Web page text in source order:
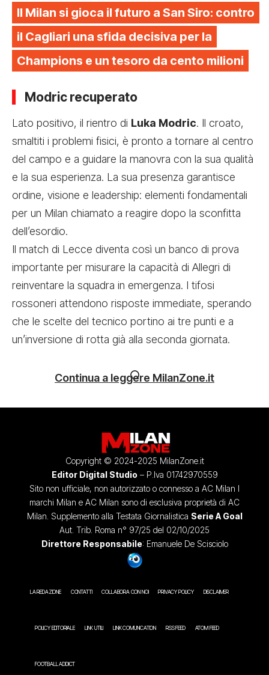
Il Milan si gioca il futuro a San Siro: contro
il Cagliari una sfida decisiva per la
Champions e un tesoro da cento milioni
Modric recuperato
Lato positivo, il rientro di Luka Modric. Il croato,
smaltiti i problemi fisici, è pronto a tornare al centro
del campo e a guidare la manovra con la sua qualità
e la sua esperienza. La sua presenza garantisce
ordine, visione e leadership: elementi fondamentali
per un Milan chiamato a reagire dopo la sconfitta
dell’esordio.
Il match di Lecce diventa così un banco di prova
importante per misurare la capacità di Allegri di
reinventare la squadra in emergenza. I tifosi
rossoneri attendono risposte immediate, sperando
che le scelte del tecnico portino ai tre punti e a
un’inversione di rotta già alla seconda giornata.
Continua a leggere MilanZone.it
Copyright © 2024-2025 MilanZone.it
Editor Digital Studio – P.Iva 01742970559
Sito non ufficiale, non autorizzato o connesso a AC Milan I
marchi Milan e AC Milan sono di esclusiva proprietà di AC
Milan. Supplemento alla Testata Giornalistica Serie A Goal
Aut. Trib. Roma n° 97/25 del 02/10/2025
Direttore Responsabile: Emanuele De Scisciolo
LA REDAZIONE CONTATTI COLLABORA CON NOI PRIVACY POLICY DISCLAIMER
POLICY EDITORIALE LINK UTILI LINK COMUNICATION RSS FEED ATOM FEED
FOOTBALL ADDICT